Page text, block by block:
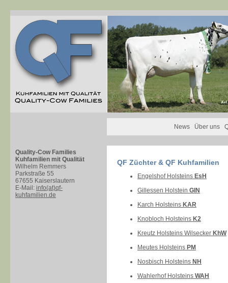
Quality-Cow Families
Kuhfamilien mit Qualität
Wilhelm Remmers
Parkstraße 55
67655 Kaiserslautern
E-Mail: info(at)qf-
kuhfamilien.de
News Über uns
QF Züchter & QF Kuhfamilien
Engelshof Holsteins EsH
Gillessen Holstein GIN
Karch Holsteins KAR
Knobloch Holsteins K2
Kreutz Holsteins Wilsecker KhW
Meutes Holsteins PM
Nosbisch Holsteins NH
Wahlerhof Holsteins WAH